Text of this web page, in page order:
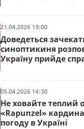
21.04.2026 19:00
Доведеться
синоптикиня
Україну прийде
05.04.2026 14:30
Не ховайте теплий
«Rapunzel»
погоду в Україні